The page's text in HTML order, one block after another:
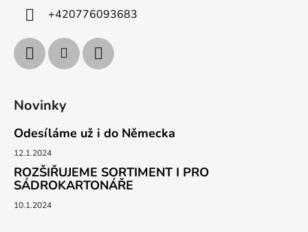
+420776093683
Novinky
Odesíláme už i do Německa
12.1.2024
ROZŠIŘUJEME SORTIMENT I PRO
SÁDROKARTONÁŘE
10.1.2024